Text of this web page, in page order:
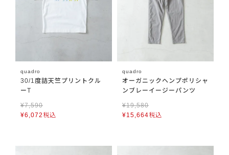
quadro
30/1度詰天竺プリントクル
ーT
¥7,590
¥6,072税込
quadro
オーガニックヘンプポリシャ
ンブレーイージーパンツ
¥19,580
¥15,664税込